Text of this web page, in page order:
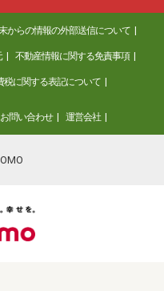
からの情報の外部送信について
不動産情報に関する免責事項
税に関する表記について
お問い合わせ 運営会社